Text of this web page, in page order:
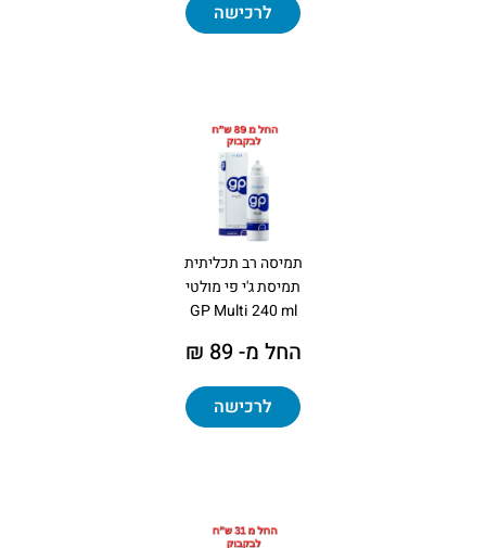
לרכישה
תמיסה רב תכליתית
תמיסת ג'י פי מולטי
GP Multi 240 ml
החל מ- 89 ₪
לרכישה